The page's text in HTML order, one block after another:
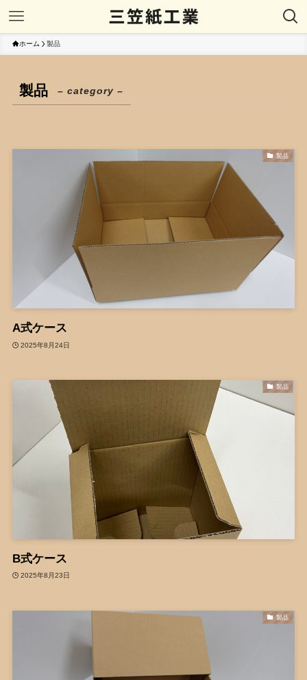
ホーム 製品
製品 – category –
製品
A式ケース
2025年8月24日
製品
B式ケース
2025年8月23日
製品